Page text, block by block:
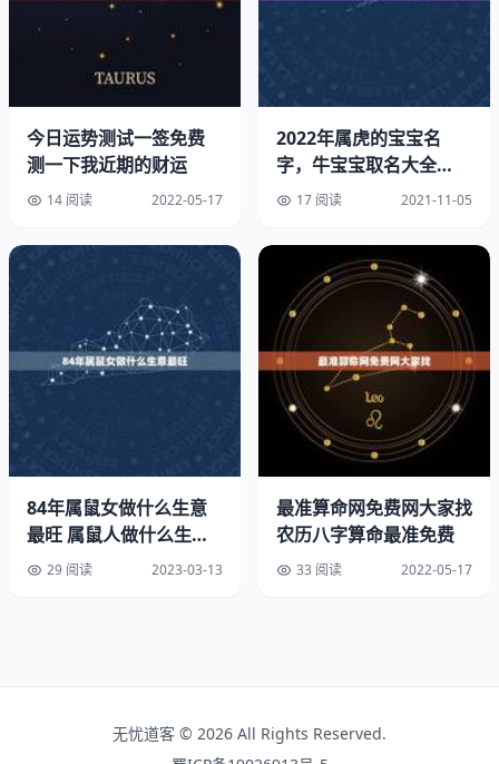
1985年出生的属牛人在年轻时桃花运非常好，身边总有异
性追求，但是可能会经历多段感情后才能迈入婚姻殿堂。平
时可以抽空来个家庭旅游或者与伴侣单独约会，不仅能促进
1985属牛的人2022年运势及运程
1985年出生属牛人2022年运势
进入2022年，1985年的属牛人，全年运势还是非常值得期
待的。在经历了本命年之后，属牛人在2022年会迎来自己
的小幸运，在工作当中会得到很多好的发展机会。不仅如
此，属牛人的财运也非常喜人，不仅正财稳定，偏财方面的
收获也很充实，生活质量将会有很大的改善。
对于那些有购房购车打算的人来说，这些事情都会得到实
现，并不会感受到太大的经济压力。不过，属牛人在感情方
面要多加注意。尤其对于属牛的女性，平时对伴侣要多一些
耐心，不要动不动就出现急躁的情绪，不然感情很容易出现
裂痕。
错的工作机会。属牛人在2022业运势，可以说是如日中
天。只要用心去对待工作中的问题，脚踏实地做好本职工
今日运势测试一签免费
测一下我近期的财运
14 阅读 2022-05-17
2022年属虎的宝宝名
字，牛宝宝取名大全
2022 款
17 阅读 2021-11-05
84年属鼠女做什么生意
最旺 属鼠人做什么生意
最旺29 阅读 2023-03-13
最准算命网免费网大家找
农历八字算命最准免费
33 阅读 2022-05-17
无忧道客 © 2026 All Rights Reserved.